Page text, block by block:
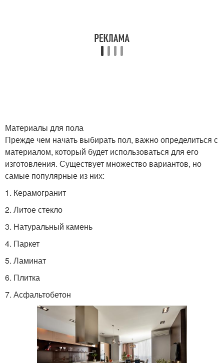
Материалы для пола
Прежде чем начать выбирать пол, важно определиться с
материалом, который будет использоваться для его
изготовления. Существует множество вариантов, но
самые популярные из них:
1. Керамогранит
2. Литое стекло
3. Натуральный камень
4. Паркет
5. Ламинат
6. Плитка
7. Асфальтобетон